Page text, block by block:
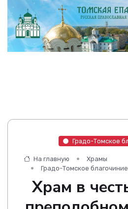
Градо-Томское
На главную
Храмы
Градо-Томское благочиние
Храм в